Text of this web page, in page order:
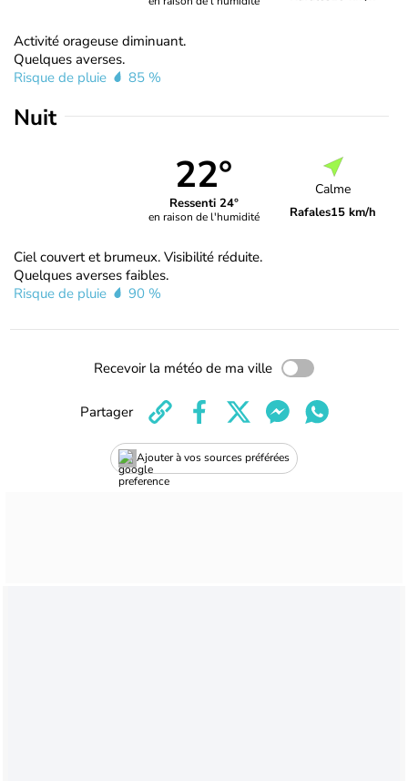
Activité orageuse diminuant.
Quelques averses.
Risque de pluie
85 %
Nuit
22°
Ressenti 24°
en raison de l'humidité
Calme
Rafales15 km/h
Ciel couvert et brumeux. Visibilité réduite.
Quelques averses faibles.
Risque de pluie
90 %
Recevoir la météo de ma ville
Ajouter à vos sources préférées
Partager